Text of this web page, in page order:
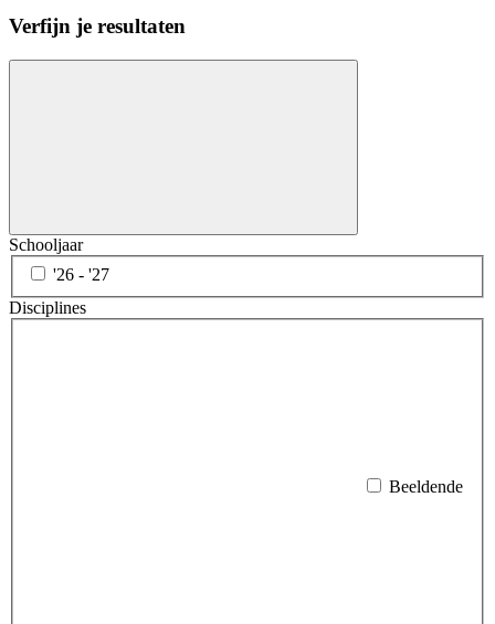
Verfijn je resultaten
Schooljaar
'26 - '27
Disciplines
Beeldende